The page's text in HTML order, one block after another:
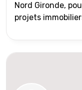
Nord Gironde,
projets